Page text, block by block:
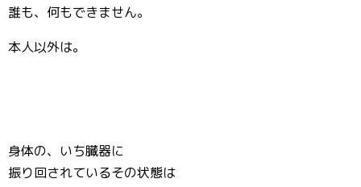
誰も、何もできません。
本人以外は。
身体の、いち臓器に
振り回されているその状態は